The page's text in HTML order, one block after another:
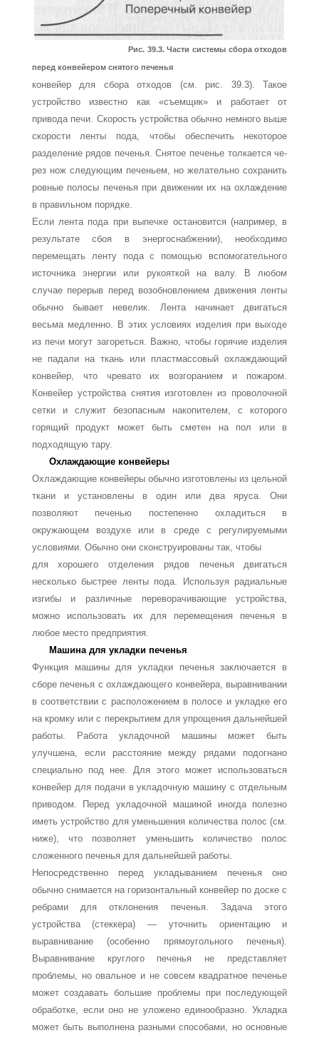
Рис. 39.3. Части системы сбора отходов
перед конвейером снятого печенья
конвейер для сбора отходов (см. рис. 39.3). Такое
устройство известно как «съемщик» и работает от
привода печи. Скорость устрой­ства обычно немного выше
скорости ленты пода, чтобы обеспечить некоторое
разделение рядов печенья. Снятое печенье толкается че­
рез нож следующим печеньем, но желательно сохранить
ровные полосы печенья при движе­нии их на охлаждение
в правильном порядке.
Если лента пода при выпечке остановится (например, в
результате сбоя в энергоснабже­нии), необходимо
перемещать ленту пода с по­мощью вспомогательного
источника энергии или рукояткой на валу. В любом
случае пере­рыв перед возобновлением движения ленты
обычно бывает невелик. Лента начинает дви­гаться
весьма медленно. В этих условиях из­делия при выходе
из печи могут загореться. Важно, чтобы горячие изделия
не падали на ткань или пластмассовый охлаждающий
конвейер, что чревато их возгоранием и по­жаром.
Конвейер устройства снятия изготовлен из проволочной
сетки и служит безо­пасным накопителем, с которого
горящий продукт может быть сметен на пол или в
подходящую тару.
Охлаждающие конвейеры
Охлаждающие конвейеры обычно изготовлены из цельной
ткани и установлены в один или два яруса. Они
позволяют печенью постепенно охладиться в
окружающем воздухе или в среде с регулируемыми
условиями. Обычно они сконструированы так, чтобы
для хорошего отделения рядов печенья двигаться
несколько быстрее ленты пода. Ис­пользуя радиальные
изгибы и различные переворачивающие устройства,
можно ис­пользовать их для перемещения печенья в
любое место предприятия.
Машина для укладки печенья
Функция машины для укладки печенья заключается в
сборе печенья с охлаждающего конвейера, выравнивании
в соответствии с расположением в полосе и укладке его
на кромку или с перекрытием для упрощения дальнейшей
работы. Работа укладочной машины может быть
улучшена, если расстояние между рядами подогнано
специально под нее. Для этого может использоваться
конвейер для подачи в укладочную машину с отдельным
приводом. Перед укладочной машиной иногда полезно
иметь устройство для уменьшения количества полос (см.
ниже), что позволяет уменьшить количество полос
сложенного печенья для дальнейшей работы.
Непосредственно перед укладыванием печенья оно
обычно снимается на горизон­тальный конвейер по доске с
ребрами для отклонения печенья. Задача этого
устройства (стеккера) — уточнить ориентацию и
выравнивание (особенно прямоугольного пече­нья).
Выравнивание круглого печенья не представляет
проблемы, но овальное и не со­всем квадратное печенье
может создавать большие проблемы при последующей
обра­ботке, если оно не уложено единообразно. Укладка
может быть выполнена разными способами, но основные